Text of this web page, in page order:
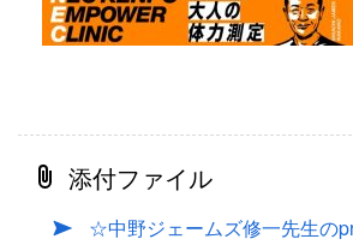
添付ファイル
☆中野ジェームズ修一先生の